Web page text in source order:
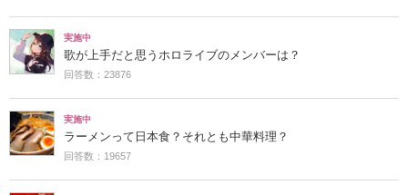
実施中
歌が上手だと思うホロライブのメンバーは？
回答数：23876
実施中
ラーメンって日本食？それとも中華料理？
回答数：19657